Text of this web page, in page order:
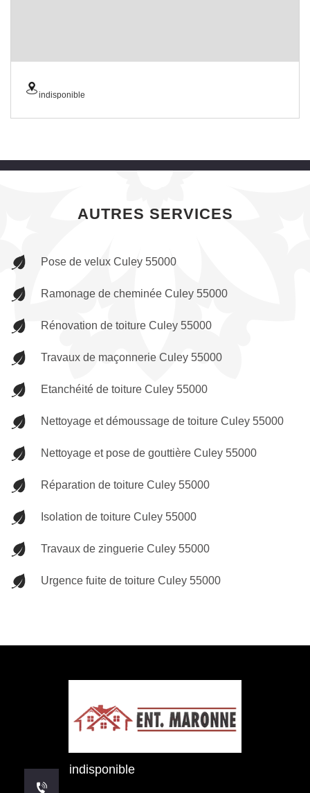
indisponible
AUTRES SERVICES
Pose de velux Culey 55000
Ramonage de cheminée Culey 55000
Rénovation de toiture Culey 55000
Travaux de maçonnerie Culey 55000
Etanchéité de toiture Culey 55000
Nettoyage et démoussage de toiture Culey 55000
Nettoyage et pose de gouttière Culey 55000
Réparation de toiture Culey 55000
Isolation de toiture Culey 55000
Travaux de zinguerie Culey 55000
Urgence fuite de toiture Culey 55000
indisponible